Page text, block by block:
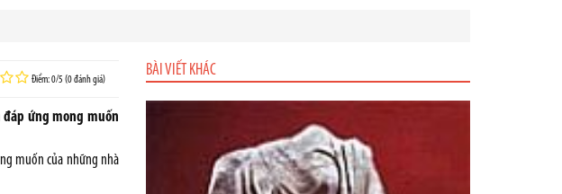
Điểm: 0/5 (0 đánh giá)
đáp ứng mong muốn
muốn của những nhà
BÀI VIẾT KHÁC